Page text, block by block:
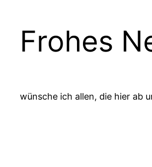
Frohes
wünsche ich allen, die hier ab